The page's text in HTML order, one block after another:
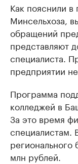
Как пояснили
Минсельхоза,
обращений
представляют
специалиста.
предприятии
Программа
колледжей в
За это время
специалистам.
млн рублей.